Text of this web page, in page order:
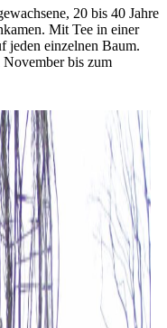
20 bis 40 Jahre
Mit Tee in einer
jeden einzelnen Baum.
bis zum